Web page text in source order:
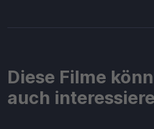
Diese Filme
auch